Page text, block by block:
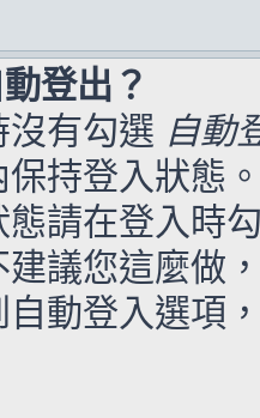
登出？
沒有勾選 自動
持登入狀態
請在登入時
建議您這麼做
動登入選項